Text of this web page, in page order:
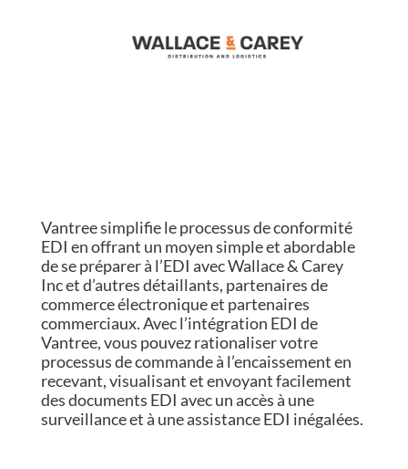
Vantree simplifie le processus de conformité
EDI en offrant un moyen simple et abordable
de se préparer à l’EDI avec Wallace & Carey
Inc et d’autres détaillants, partenaires de
commerce électronique et partenaires
commerciaux. Avec l’intégration EDI de
Vantree, vous pouvez rationaliser votre
processus de commande à l’encaissement en
recevant, visualisant et envoyant facilement
des documents EDI avec un accès à une
surveillance et à une assistance EDI inégalées.